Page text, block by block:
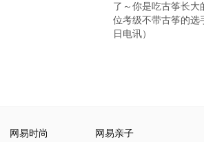
了～你是吃古筝长大
位考级不带古筝的选
日电讯）
网易时尚 网易亲子